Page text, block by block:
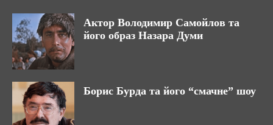
Актор Володимир Самойлов та
його образ Назара Думи
Борис Бурда та його “смачне” шоу